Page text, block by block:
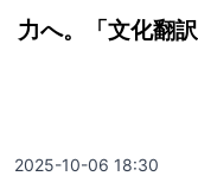
力へ。「文化翻
2025-10-06 18:30